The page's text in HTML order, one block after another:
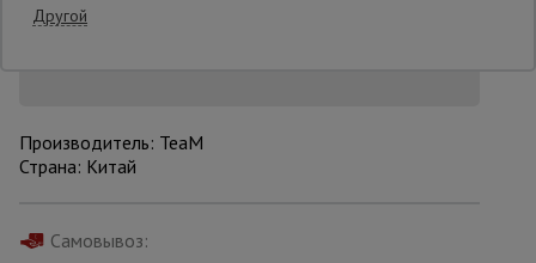
Снизим цену!
Производитель: TeaM
Страна: Китай
Самовывоз:
Другой